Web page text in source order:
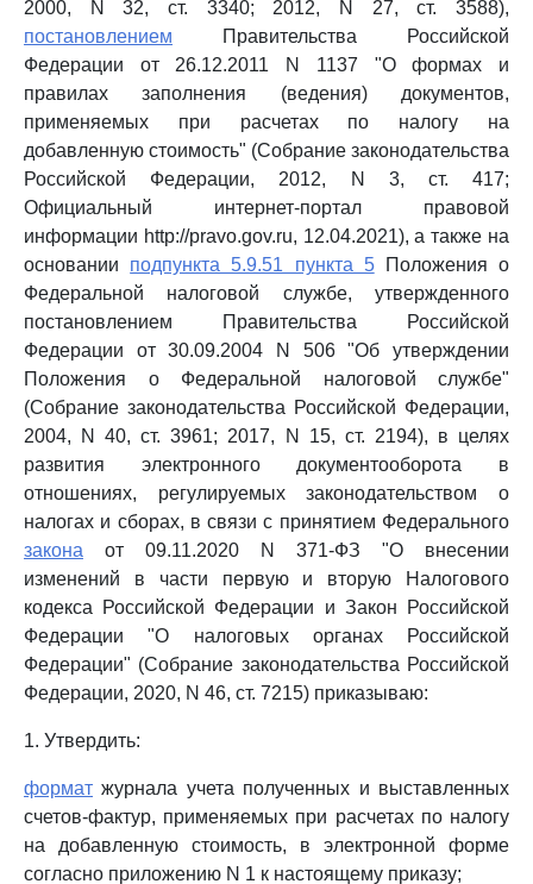
2000, N 32, ст. 3340; 2012, N 27, ст. 3588),
постановлением Правительства Российской
Федерации от 26.12.2011 N 1137 "О формах и
правилах заполнения (ведения) документов,
применяемых при расчетах по налогу на
добавленную стоимость" (Собрание законодательства
Российской Федерации, 2012, N 3, ст. 417;
Официальный интернет-портал правовой
информации http://pravo.gov.ru, 12.04.2021), а также на
основании подпункта 5.9.51 пункта 5Положения о
Федеральной налоговой службе, утвержденного
постановлением Правительства Российской
Федерации от 30.09.2004 N 506 "Об утверждении
Положения о Федеральной налоговой службе"
(Собрание законодательства Российской Федерации,
2004, N 40, ст. 3961; 2017, N 15, ст. 2194), в целях
развития электронного документооборота в
отношениях, регулируемых законодательством о
налогах и сборах, в связи с принятием Федерального
закона от 09.11.2020 N 371-ФЗ "О внесении
изменений в части первую и вторую Налогового
кодекса Российской Федерации и Закон Российской
Федерации "О налоговых органах Российской
Федерации" (Собрание законодательства Российской
Федерации, 2020, N 46, ст. 7215) приказываю:
1. Утвердить:
формат журнала учета полученных и выставленных
счетов-фактур, применяемых при расчетах по налогу
на добавленную стоимость, в электронной форме
согласно приложению N 1 к настоящему приказу;